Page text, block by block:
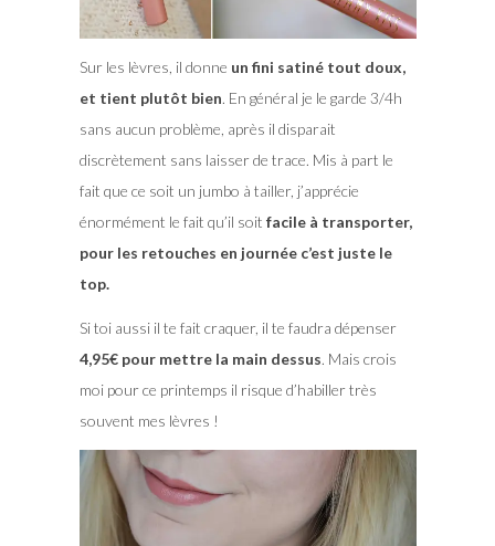
Sur les lèvres, il donne un fini satiné tout doux,
et tient plutôt bien. En général je le garde 3/4h
sans aucun problème, après il disparait
discrètement sans laisser de trace. Mis à part le
fait que ce soit un jumbo à tailler, j’apprécie
énormément le fait qu’il soit facile à transporter,
pour les retouches en journée c’est juste le
top.
Si toi aussi il te fait craquer, il te faudra dépenser
4,95€ pour mettre la main dessus. Mais crois
moi pour ce printemps il risque d’habiller très
souvent mes lèvres !